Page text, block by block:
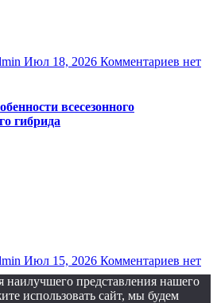
Июл 18, 2026 Комментариев нет
всесезонного
гибрида
Июл 15, 2026 Комментариев нет
представления нашего
использовать сайт, мы будем